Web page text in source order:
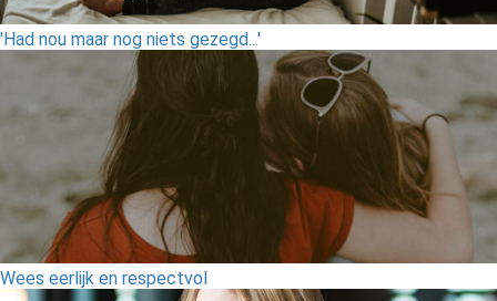
'Had nou maar nog niets gezegd...'
Wees eerlijk en respectvol